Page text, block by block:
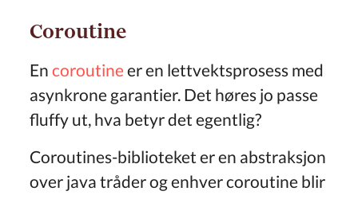
Coroutine
Encoroutine er en lettvektsprosess med
asynkrone garantier. Det høres jo passe
fluffy ut, hva betyr det egentlig?
Coroutines-biblioteket er en abstraksjon
over java tråder og enhver coroutine blir